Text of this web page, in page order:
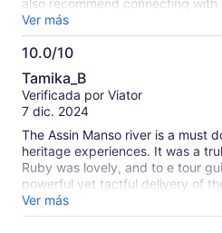
also recommend connecting
was able to set up a separate
day we'd left open, and having
days was a great benefit and
educational. This experience
Black American traveling with my
grandmother. The guides at the
emphasized the homecoming
and, in particular, the "last bath"
the "first bath of return." The
the horrors of what happened in
transatlantic slave trade in
resilience that allowed us to be
Ver más
10.0/10
10.0
de
10
Tamika_B
Verificada por Viator
7 dic. 2024
The Assin Manso river is a must
heritage experiences. It was a
Ruby was lovely, and to e tour
powerful yet tactful delivery of
castle was also so important but
Would recommend a private
Ver más